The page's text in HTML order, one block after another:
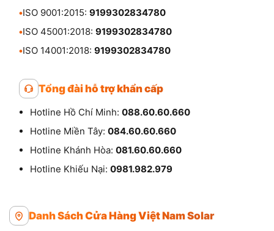
•ISO 9001:2015: 9199302834780
•ISO 45001:2018: 9199302834780
•ISO 14001:2018: 9199302834780
Tổng đài hỗ trợ khẩn cấp
Hotline Hồ Chí Minh: 088.60.60.660
Hotline Miền Tây: 084.60.60.660
Hotline Khánh Hòa: 081.60.60.660
Hotline Khiếu Nại: 0981.982.979
Danh Sách Cửa Hàng Việt Nam Solar